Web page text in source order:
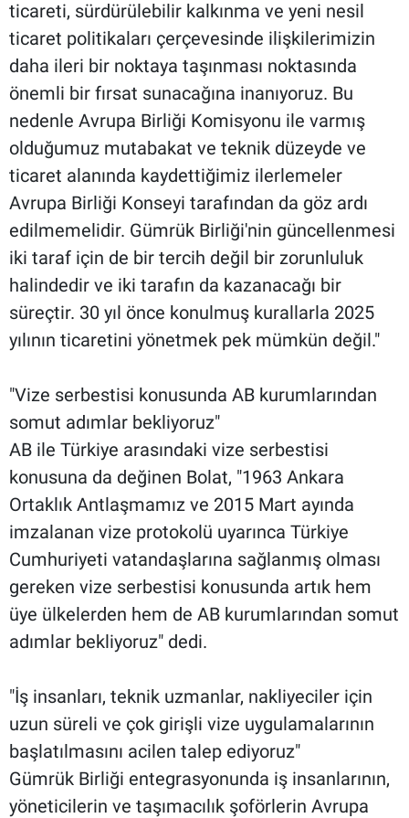
ticareti, sürdürülebilir kalkınma ve yeni nesil
ticaret politikaları çerçevesinde ilişkilerimizin
daha ileri bir noktaya taşınması noktasında
önemli bir fırsat sunacağına inanıyoruz. Bu
nedenle Avrupa Birliği Komisyonu ile varmış
olduğumuz mutabakat ve teknik düzeyde ve
ticaret alanında kaydettiğimiz ilerlemeler
Avrupa Birliği Konseyi tarafından da göz ardı
edilmemelidir. Gümrük Birliği'nin güncellenmesi
iki taraf için de bir tercih değil bir zorunluluk
halindedir ve iki tarafın da kazanacağı bir
süreçtir. 30 yıl önce konulmuş kurallarla 2025
yılının ticaretini yönetmek pek mümkün değil."
"Vize serbestisi konusunda AB kurumlarından
somut adımlar bekliyoruz"
AB ile Türkiye arasındaki vize serbestisi
konusuna da değinen Bolat, "1963 Ankara
Ortaklık Antlaşmamız ve 2015 Mart ayında
imzalanan vize protokolü uyarınca Türkiye
Cumhuriyeti vatandaşlarına sağlanmış olması
gereken vize serbestisi konusunda artık hem
üye ülkelerden hem de AB kurumlarından somut
adımlar bekliyoruz" dedi.
"İş insanları, teknik uzmanlar, nakliyeciler için
uzun süreli ve çok girişli vize uygulamalarının
başlatılmasını acilen talep ediyoruz"
Gümrük Birliği entegrasyonunda iş insanlarının,
yöneticilerin ve taşımacılık şoförlerin Avrupa